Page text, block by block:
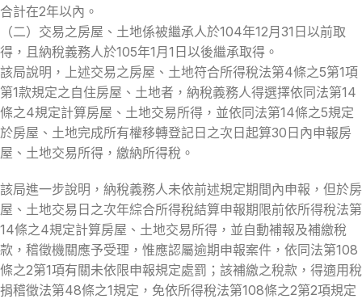
合計在2年以內。
（二）交易之房屋、土地係被繼承人於104年12月31日以前取
得，且納稅義務人於105年1月1日以後繼承取得。
該局說明，上述交易之房屋、土地符合所得稅法第4條之5第1項
第1款規定之自住房屋、土地者，納稅義務人得選擇依同法第14
條之4規定計算房屋、土地交易所得，並依同法第14條之5規定
於房屋、土地完成所有權移轉登記日之次日起算30日內申報房
屋、土地交易所得，繳納所得稅。
該局進一步說明，納稅義務人未依前述規定期間內申報，但於房
屋、土地交易日之次年綜合所得稅結算申報期限前依所得稅法第
14條之4規定計算房屋、土地交易所得，並自動補報及補繳稅
款，稽徵機關應予受理，惟應認屬逾期申報案件，依同法第108
條之2第1項有關未依限申報規定處罰；該補繳之稅款，得適用稅
捐稽徵法第48條之1規定，免依所得稅法第108條之2第2項規定